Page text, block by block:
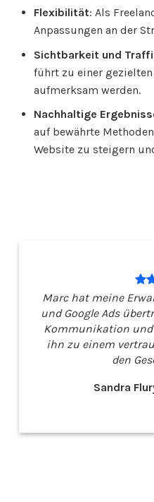
Flexibilität: Als
Anpassungen an der
Sichtbarkeit und
führt zu einer
aufmerksam werden.
Nachhaltige
auf bewährte
Website zu steigern
Marc hat meine
und Google Ads
Kommunikation
ihn zu einem
den
Sandra